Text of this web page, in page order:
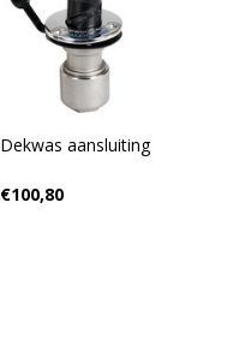
Dekwas aansluiting
€100,80